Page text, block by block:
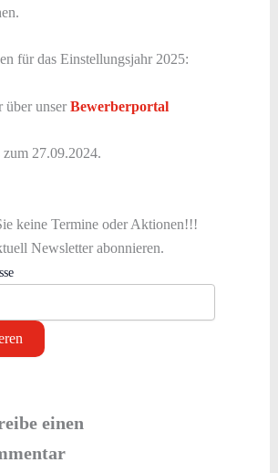
für das Einstellungsjahr 2025:
über unser Bewerberportal
27.09.2024.
keine Termine oder Aktionen!!!
Newsletter abonnieren.
einen